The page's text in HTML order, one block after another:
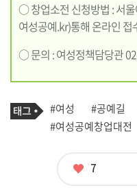
○ 창업소전 신청방법 : 서
여성공예.kr)통해 온라인 접
○ 문의 : 여성정책담당관
기
사
관
련
태
그
#여성 #공예길
#여성공예창업대전
좋
7